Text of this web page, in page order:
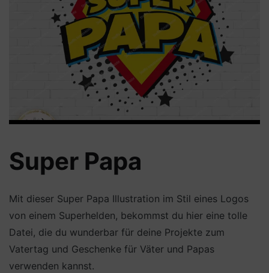
Super Papa
Mit dieser Super Papa Illustration im Stil eines Logos
von einem Superhelden, bekommst du hier eine tolle
Datei, die du wunderbar für deine Projekte zum
Vatertag und Geschenke für Väter und Papas
verwenden kannst.